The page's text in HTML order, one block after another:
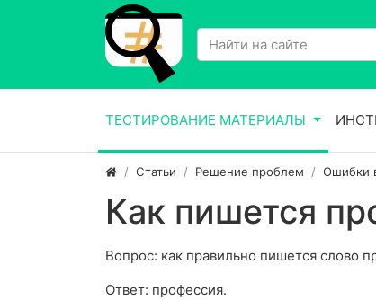
ТЕСТИРОВАНИЕ МАТЕРИАЛЫ
Статьи Решение проблем Ошибки
Как пишется
Вопрос: как правильно пишется слово
Ответ: профессия.